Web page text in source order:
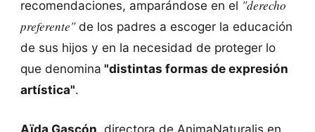
recomendaciones, amparándose en el "derecho
preferente"de los padres a escoger la educación
de sus hijos y en la necesidad de proteger lo
que denomina "distintas formas de expresión
artística".
Aïda Gascón, directora de AnimaNaturalis en